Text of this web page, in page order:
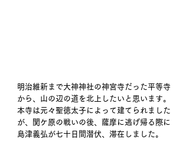
明治維新まで大神神社の神宮寺だった平等寺
から、山の辺の道を北上したいと思います。
本寺は元々聖徳太子によって建てられました
が、関ケ原の戦いの後、薩摩に逃げ帰る際に
島津義弘が七十日間潜伏、滞在しました。